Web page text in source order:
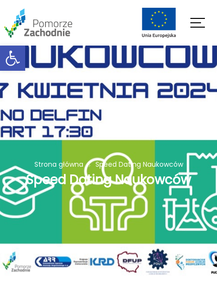
Open toolbar
Strona główna Speed Dating Naukowców
Speed Dating Naukowców